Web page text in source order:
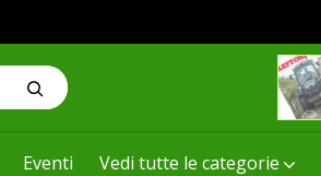
Eventi Vedi tutte le categorie